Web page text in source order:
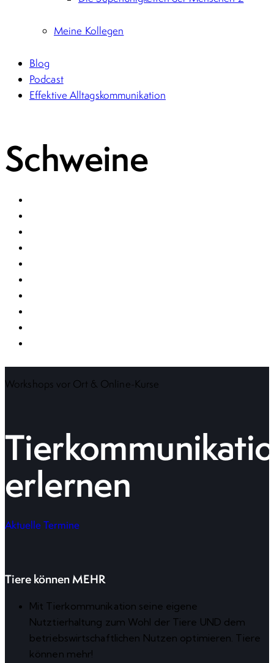
Meine Kollegen
Blog
Podcast
Effektive Alltagskommunikation
Schweine
Workshops vor Ort & Online-Kurse
erlernen
Aktuelle Termine
Tiere können MEHR
Mit Tierkommunikation seine eigene
Nutztierhaltung zum Wohl der Tiere UND dem
betriebswirtschaftlichen Nutzen optimieren. Tiere
können mehr!